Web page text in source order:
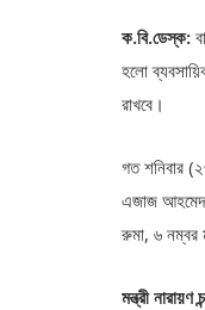
ক.বি.ডেস্ক:
হলো
রাখবে।
গত শনিবার
এজাজ আহমেদ,
রুমা, ৬ নম্বর
মন্ত্রী নারায়ণ